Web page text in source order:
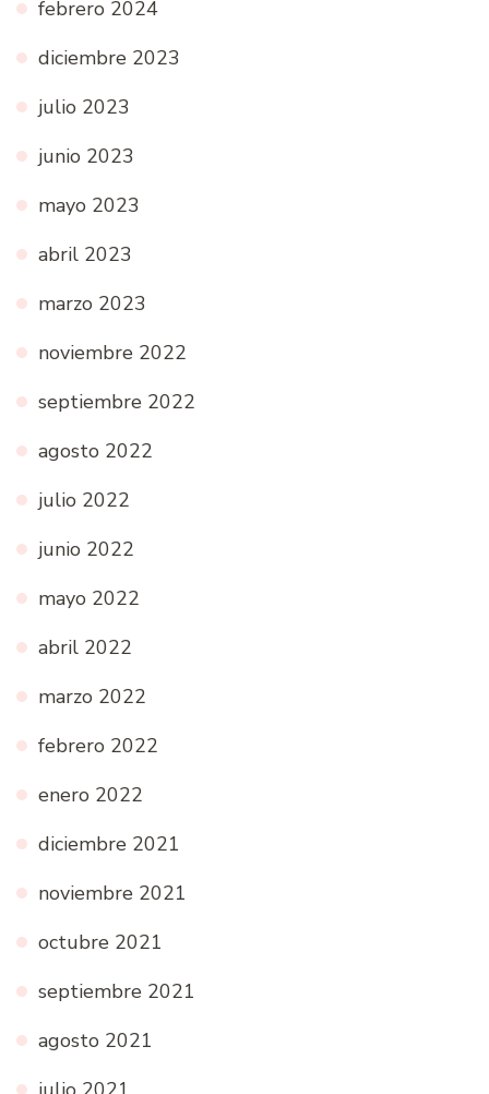
febrero 2024
diciembre 2023
julio 2023
junio 2023
mayo 2023
abril 2023
marzo 2023
noviembre 2022
septiembre 2022
agosto 2022
julio 2022
junio 2022
mayo 2022
abril 2022
marzo 2022
febrero 2022
enero 2022
diciembre 2021
noviembre 2021
octubre 2021
septiembre 2021
agosto 2021